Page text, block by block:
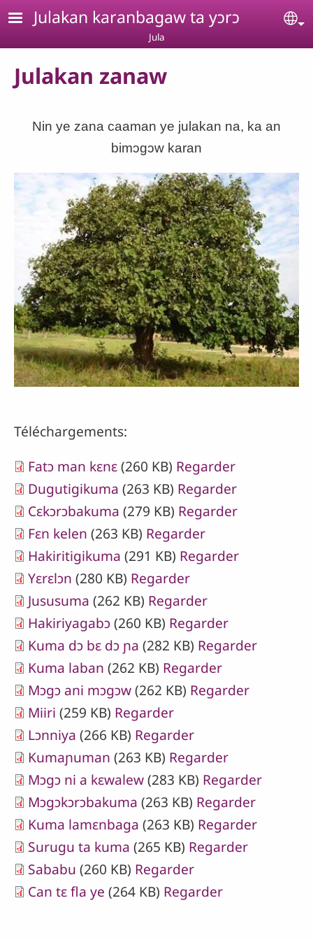
Aller au contenu principal
Julakan karanbagaw ta yɔrɔ
Jula
Julakan zanaw
Nin ye zana caaman ye julakan na, ka an
bimɔgɔw karan
Téléchargements:
Fatɔ man kɛnɛ(260 KB) Regarder
Dugutigikuma (263 KB) Regarder
Cɛkɔrɔbakuma (279 KB) Regarder
Fɛn kelen (263 KB) Regarder
Hakiritigikuma (291 KB) Regarder
Yɛrɛlɔn (280 KB) Regarder
Jususuma (262 KB) Regarder
Hakiriyagabɔ(260 KB) Regarder
Kuma dɔ bɛ dɔ ɲa (282 KB) Regarder
Kuma laban (262 KB) Regarder
Mɔgɔ ani mɔgɔw(262 KB) Regarder
Miiri (259 KB) Regarder
Lɔnniya (266 KB) Regarder
Kumaɲuman (263 KB) Regarder
Mɔgɔ ni a kɛwalew(283 KB) Regarder
Mɔgɔkɔrɔbakuma (263 KB) Regarder
Kuma lamɛnbaga (263 KB) Regarder
Surugu ta kuma (265 KB) Regarder
Sababu (260 KB) Regarder
Can tɛ fla ye (264 KB) Regarder